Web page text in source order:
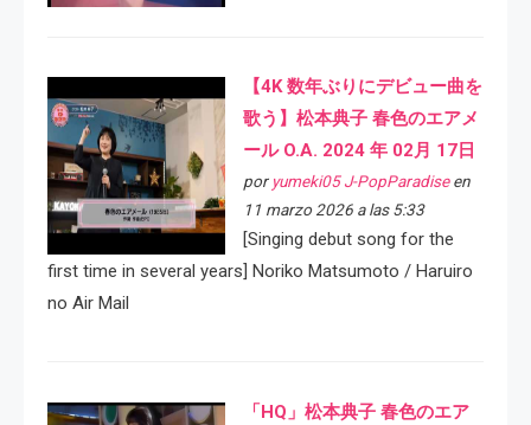
【4K 数年ぶりにデビュー曲を
歌う】松本典子 春色のエアメ
ール O.A. 2024 年 02月 17日
por yumeki05 J-PopParadiseen
11 marzo 2026 a las 5:33
[Singing debut song for the
first time in several years] Noriko Matsumoto / Haruiro
no Air Mail
「HQ」松本典子 春色のエア